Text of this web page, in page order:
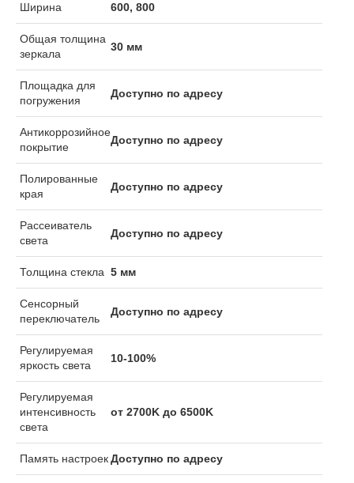
Ширина 600, 800
Общая толщина
зеркала
30 мм
Площадка для
погружения
Доступно по адресу
Антикоррозийное
покрытие
Доступно по адресу
Полированные
края
Доступно по адресу
Рассеиватель
света
Доступно по адресу
Толщина стекла 5 мм
Сенсорный
переключатель
Доступно по адресу
Регулируемая
яркость света
10-100%
Регулируемая
интенсивность
света
от 2700K до 6500K
Память настроекДоступно по адресу